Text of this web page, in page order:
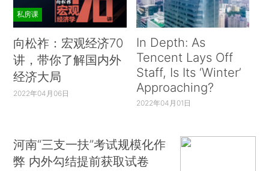
私房课
向松祚：宏观经济70
讲，带你了解国内外
经济大局
2022年04月06日
In Depth: As
Tencent Lays Off
Staff, Is Its ‘Winter’
Approaching?
2022年04月01日
河南“三支一扶”考试规模化作
弊 内外勾结提前获取试卷